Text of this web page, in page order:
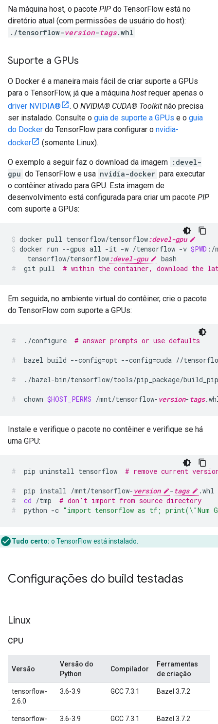
Na máquina host, o pacote PIP do TensorFlow está no
diretório atual (com permissões de usuário do host):
./tensorflow-version-tags.whl
Suporte a GPUs
O Docker é a maneira mais fácil de criar suporte a GPUs
para o TensorFlow, já que a máquina host requer apenas o
driver NVIDIA®
. O NVIDIA® CUDA® Toolkit não precisa
ser instalado. Consulte o guia de suporte a GPUs e o guia
do Docker do TensorFlow para configurar o nvidia-
docker
(somente Linux).
O exemplo a seguir faz o download da imagem :devel-
gpu do TensorFlow e usa nvidia-docker para executar
o contêiner ativado para GPU. Esta imagem de
desenvolvimento está configurada para criar um pacote PIP
com suporte a GPUs:
docker pull tensorflow/tensorflow:devel-gpu
docker run --gpus all -it -w /tensorflow -v $PWD :/
tensorflow/tensorflow:devel-gpu
bash
git pull # within the container, download the
Em seguida, no ambiente virtual do contêiner, crie o pacote
do TensorFlow com suporte a GPUs:
./configure # answer prompts or use defaults
bazel build --config=opt --config=cuda //
./bazel-bin/tensorflow/tools/pip_package/
chown $HOST_PERMS /mnt/tensorflow- version- tags
Instale e verifique o pacote no contêiner e verifique se há
uma GPU:
pip uninstall tensorflow # remove current
pip install /mnt/tensorflow- version - tags
.whl
cd /tmp
# don't import from source directory
python -c "import tensorflow as tf; print(\"Num
Tudo certo: o TensorFlow está instalado.
Configurações do build testadas
Linux
CPU
Versão
Versão do
Python
Compilador
Ferramentas
de criação
tensorflow-
2.6.0
3.6-3.9 GCC 7.3.1 Bazel 3.7.2
tensorflow-
3.6-3.9 GCC 7.3.1 Bazel 3.7.2